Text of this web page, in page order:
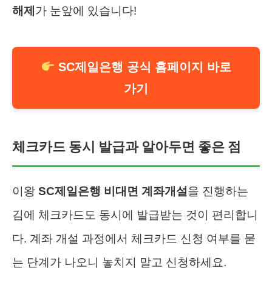
해제 가 눈앞에 있습니다!
SC제일은행 공식 홈페이지 바로
가기
체크카드 동시 발급과 알아두면 좋은 점
이왕 SC제일은행 비대면 계좌개설을 진행하는
김에 체크카드도 동시에 발급받는 것이 편리합니
다. 계좌 개설 과정에서 체크카드 신청 여부를 묻
는 단계가 나오니 놓치지 말고 신청하세요.